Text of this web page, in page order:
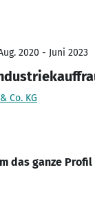
2020 - Juni 2023
Co. KG
das ganze Profil